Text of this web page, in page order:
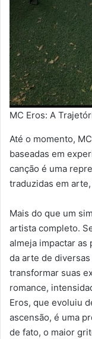
MC Eros: A
Até o momento,
baseadas em
canção é uma
traduzidas em
Mais do que um
artista completo.
almeja impactar as
da arte de
transformar suas
romance,
Eros, que evoluiu
ascensão, é uma
de fato, o maior